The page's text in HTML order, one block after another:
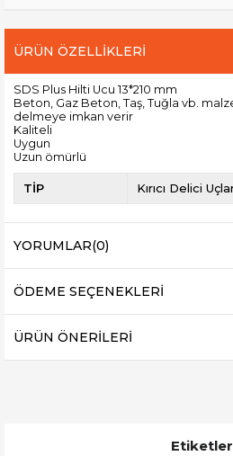
ÜRÜN ÖZELLIKLERI
SDS Plus Hilti Ucu 13*210 mm
Beton, Gaz Beton, Taş, Tuğla vb.
delmeye imkan verir
Kaliteli
Uygun
Uzun ömürlü
TİP Kırıcı Delici
YORUMLAR(0)
ÖDEME SEÇENEKLERI
ÜRÜN ÖNERILERI
Etiketler